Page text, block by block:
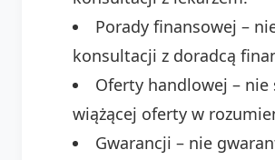
Porady finansowej –
konsultacji z doradcą
Oferty handlowej – nie
wiążącej oferty w
Gwarancji – nie